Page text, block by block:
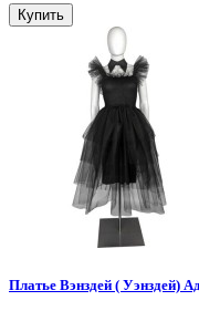
Купить
Платье Вэнздей ( Уэнздей)